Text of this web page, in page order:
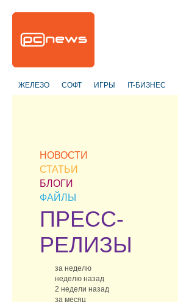
ЖЕЛЕЗО СОФТ ИГРЫ IT-БИЗНЕС
НОВОСТИ
СТАТЬИ
БЛОГИ
ФАЙЛЫ
ПРЕСС-
РЕЛИЗЫ
за неделю
неделю назад
2 недели назад
за месяц